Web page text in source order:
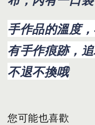
手作品的溫度
有手作痕跡，
不退不換哦
您可能也喜歡